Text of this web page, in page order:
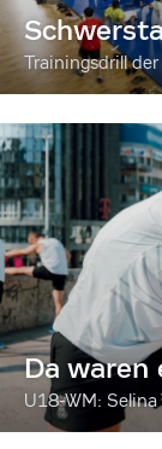
Trainingsdrill
Da waren
U18-WM: Selina